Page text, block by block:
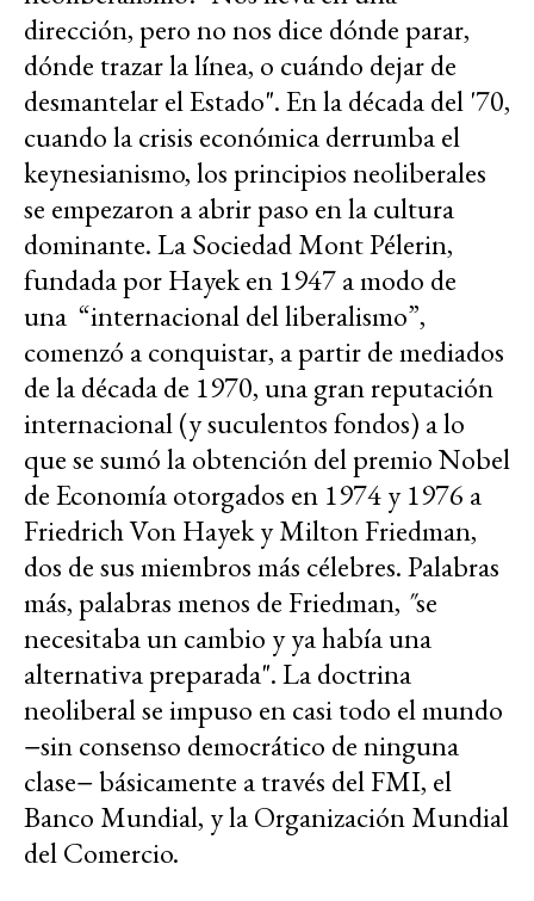
dirección, pero no nos dice dónde parar,
dónde trazar la línea, o cuándo dejar de
desmantelar el Estado". En la década del '70,
cuando la crisis económica derrumba el
keynesianismo, los principios neoliberales
se empezaron a abrir paso en la cultura
dominante. La Sociedad Mont Pélerin,
fundada por Hayek en 1947 a modo de
una “internacional del liberalismo”,
comenzó a conquistar, a partir de mediados
de la década de 1970, una gran reputación
internacional (y suculentos fondos) a lo
que se sumó la obtención del premio Nobel
de Economía otorgados en 1974 y 1976 a
Friedrich Von Hayek y Milton Friedman,
dos de sus miembros más célebres. Palabras
más, palabras menos de Friedman, "se
necesitaba un cambio y ya había una
alternativa preparada". La doctrina
neoliberal se impuso en casi todo el mundo
−sin consenso democrático de ninguna
clase− básicamente a través del FMI, el
Banco Mundial, y la Organización Mundial
del Comercio.